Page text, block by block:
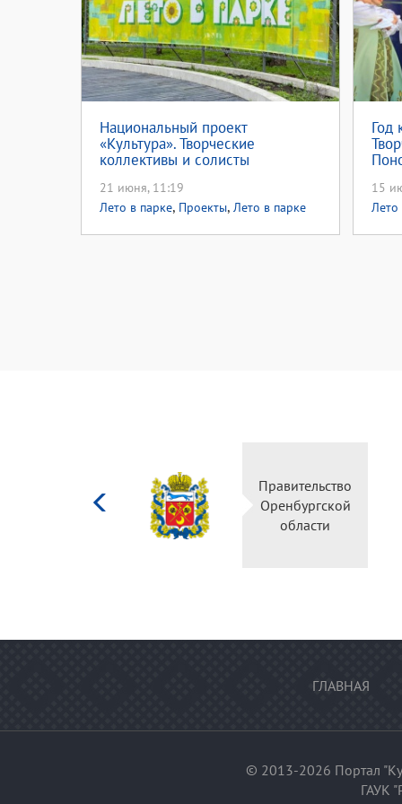
Национальный проект
«Культура». Творческие
коллективы и солисты
выступят на площадке проекта
«Лето в парке»
21 июня, 11:19
Лето в парке, Проекты, Лето в парке
Год
15
Лето
Правительство
Оренбургской
области
ГЛАВНАЯ
© 2013-2026 Портал
ГАУК